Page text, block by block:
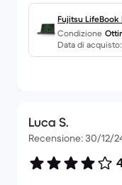
sort of thing has
did before this
to change
Fujitsu LifeBook
GB - QWERTZ -
Condizione
Data di acquisto:
Luca S.
Recensione: 30/12/